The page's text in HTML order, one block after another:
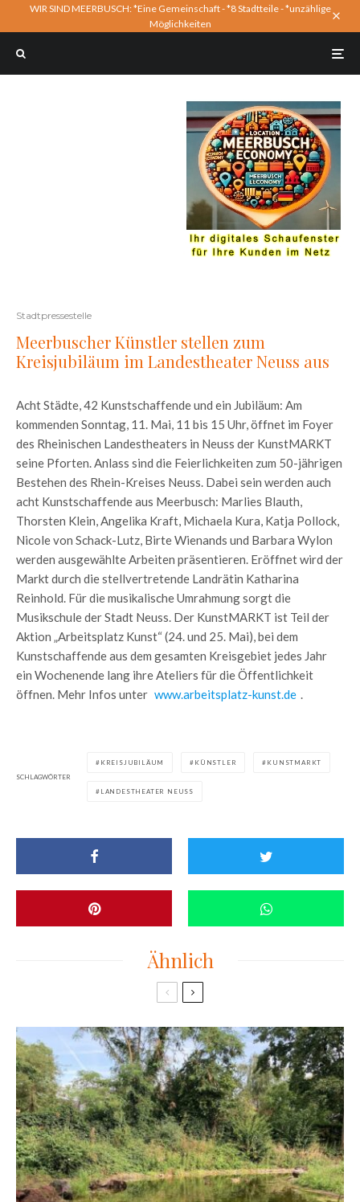
WIR SIND MEERBUSCH: *Eine Gemeinschaft - *8 Stadtteile - *unzählige
Möglichkeiten
Stadtpressestelle
Meerbuscher Künstler stellen zum
Kreisjubiläum im Landestheater Neuss aus
Acht Städte, 42 Kunstschaffende und ein Jubiläum: Am
kommenden Sonntag, 11. Mai, 11 bis 15 Uhr, öffnet im Foyer
des Rheinischen Landestheaters in Neuss der KunstMARKT
seine Pforten. Anlass sind die Feierlichkeiten zum 50-jährigen
Bestehen des Rhein-Kreises Neuss. Dabei sein werden auch
acht Kunstschaffende aus Meerbusch: Marlies Blauth,
Thorsten Klein, Angelika Kraft, Michaela Kura, Katja Pollock,
Nicole von Schack-Lutz, Birte Wienands und Barbara Wylon
werden ausgewählte Arbeiten präsentieren. Eröffnet wird der
Markt durch die stellvertretende Landrätin Katharina
Reinhold. Für die musikalische Umrahmung sorgt die
Musikschule der Stadt Neuss. Der KunstMARKT ist Teil der
Aktion „Arbeitsplatz Kunst“ (24. und 25. Mai), bei dem
Kunstschaffende aus dem gesamten Kreisgebiet jedes Jahr
ein Wochenende lang ihre Ateliers für die Öffentlichkeit
öffnen. Mehr Infos unter www.arbeitsplatz-kunst.de .
SCHLAGWÖRTER
KREISJUBILÄUM KÜNSTLER KUNSTMARKT
LANDESTHEATER NEUSS
Ähnlich